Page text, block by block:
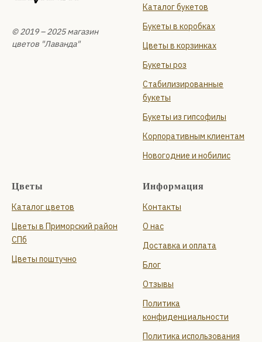
© 2019 – 2025 магазин
цветов "Лаванда"
Каталог букетов
Букеты в коробках
Цветы в корзинках
Букеты роз
Стабилизированные
букеты
Букеты из гипсофилы
Корпоративным клиентам
Новогодние и нобилис
Цветы
Каталог цветов
Цветы в Приморский район
СПб
Цветы поштучно
Информация
Контакты
О нас
Доставка и оплата
Блог
Отзывы
Политика
конфиденциальности
Политика использования